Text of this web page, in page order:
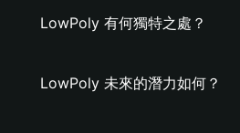
LowPoly 有何獨特之處？
LowPoly 未來的潛力如何？